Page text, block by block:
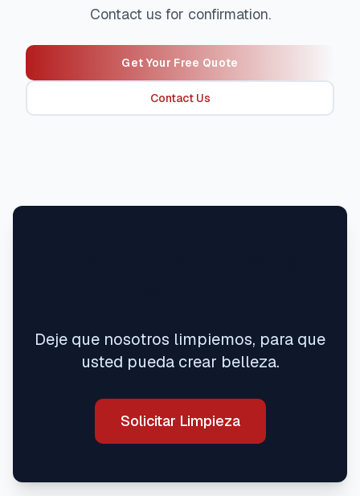
Contact us for confirmation.
Get Your Free Quote
Contact Us
Deje que nosotros limpiemos, para que
usted pueda crear belleza.
Solicitar Limpieza